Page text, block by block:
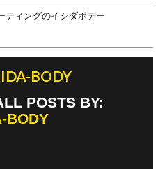
ティングのイシダボデー
BODY
POSTS BY:
BODY